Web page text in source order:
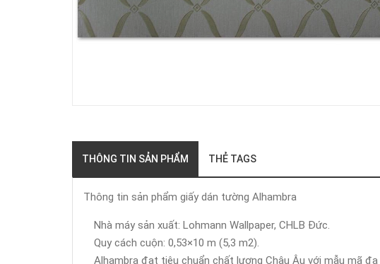
THÔNG TIN SẢN PHẨM THẺ TAGS
Thông tin sản phẩm giấy dán tường Alhambra
Nhà máy sản xuất: Lohmann Wallpaper, CHLB Đức.
Quy cách cuộn: 0,53×10 m (5,3 m2).
Alhambra đạt tiêu chuẩn chất lượng Châu Âu với mẫu mã đa